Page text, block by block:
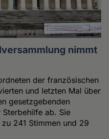
nimmt
der französischen
und letzten Mal über
gesetzgebenden
ab. Sie
241 Stimmen und 29